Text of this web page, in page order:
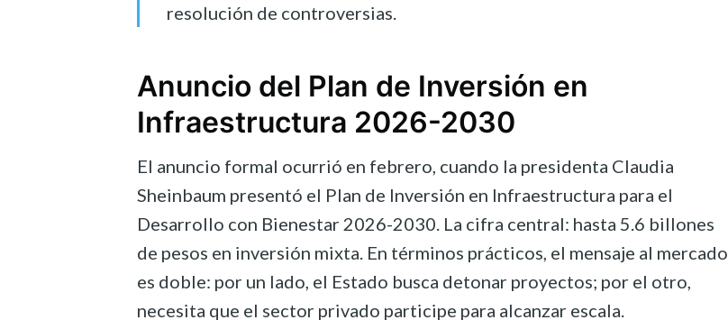
resolución de controversias.
Anuncio del Plan de Inversión en
Infraestructura 2026-2030
El anuncio formal ocurrió en febrero, cuando la presidenta Claudia
Sheinbaum presentó el Plan de Inversión en Infraestructura para el
Desarrollo con Bienestar 2026-2030. La cifra central: hasta 5.6 billones
de pesos en inversión mixta. En términos prácticos, el mensaje al mercado
es doble: por un lado, el Estado busca detonar proyectos; por el otro,
necesita que el sector privado participe para alcanzar escala.